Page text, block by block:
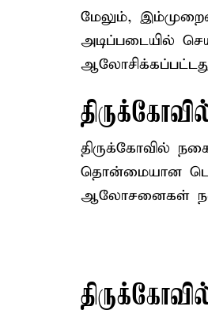
மேலும்,
அடிப்படையில்
திருக்கோவில்
தொன்மையான
ஆலோசனைகள்